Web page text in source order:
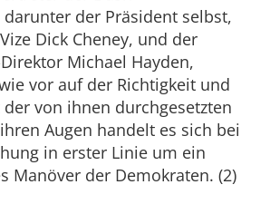
der Präsident selbst,
Dick Cheney, und der
Michael Hayden,
vor auf der Richtigkeit und
von ihnen durchgesetzten
Augen handelt es sich bei
in erster Linie um ein
Manöver der Demokraten. (2)